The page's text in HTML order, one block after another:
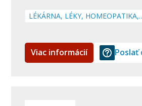
LÉKÁRNA, LÉKY,
Viac informácií Poslať